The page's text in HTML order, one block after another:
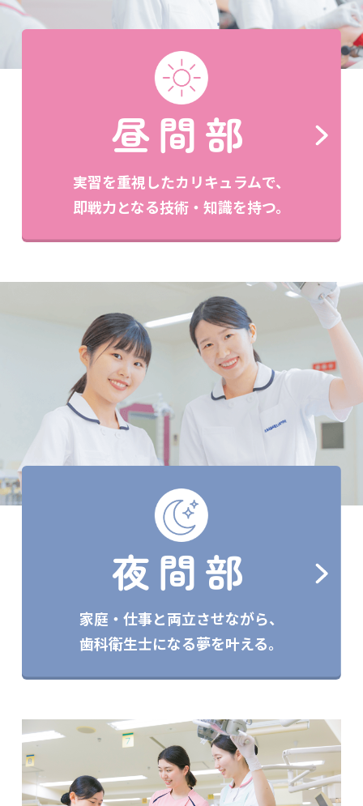
昼間部
実習を重視したカリキュラムで、
即戦力となる技術・知識を持つ。
夜間部
家庭・仕事と両立させながら、
歯科衛生士になる夢を叶える。